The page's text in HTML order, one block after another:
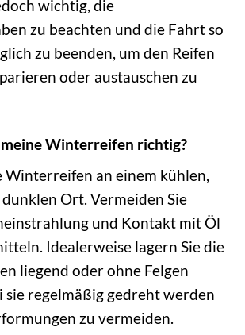
wichtig, die
zu beachten und die Fahrt so
zu beenden, um den Reifen
oder austauschen zu
Winterreifen richtig?
Winterreifen an einem kühlen,
Ort. Vermeiden Sie
und Kontakt mit Öl
Idealerweise lagern Sie die
liegend oder ohne Felgen
sie regelmäßig gedreht werden
zu vermeiden.